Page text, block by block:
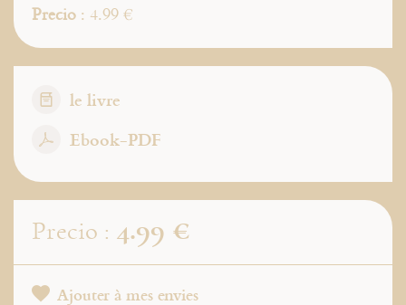
Precio : 4.99 €
le livre
Ebook-PDF
Precio : 4.99 €
Ajouter à mes envies